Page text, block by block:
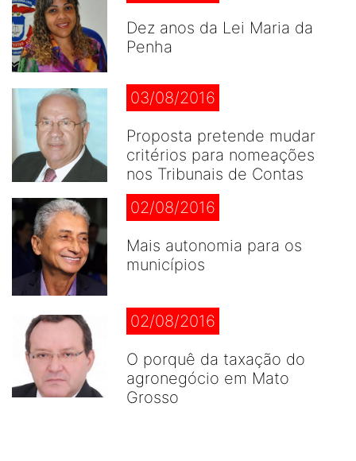
Dez anos da Lei Maria da
Penha
03/08/2016
Proposta pretende mudar
critérios para nomeações
nos Tribunais de Contas
02/08/2016
Mais autonomia para os
municípios
02/08/2016
O porquê da taxação do
agronegócio em Mato
Grosso